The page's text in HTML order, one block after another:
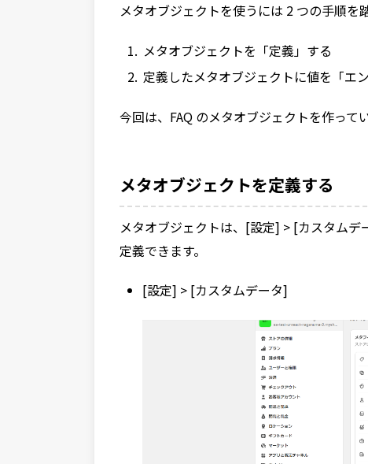
メタオブジェクトを使うには 2 つの手順を
メタオブジェクトを「定義」する
定義したメタオブジェクトに値を「エ
今回は、FAQ のメタオブジェクトを作って
メタオブジェクトを定義する
メタオブジェクトは、[設定] > [カスタム
定義できます。
[設定] > [カスタムデータ]